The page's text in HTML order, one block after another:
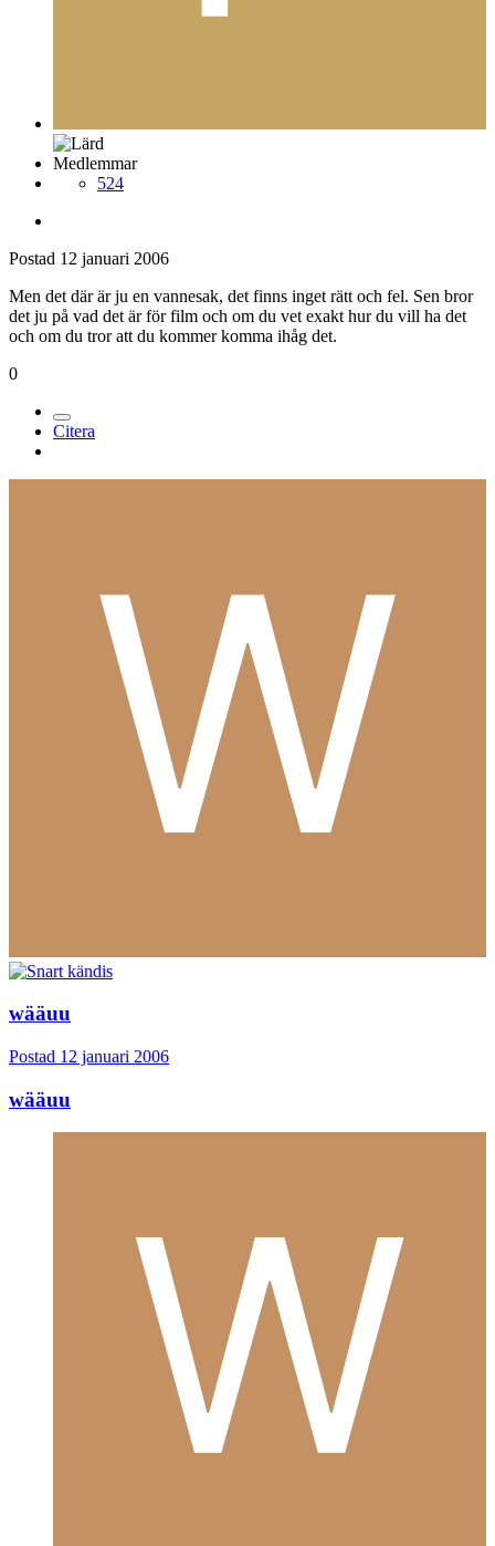
Medlemmar
524
Postad 12 januari 2006
Men det där är ju en vannesak, det finns inget rätt och fel. Sen bror
det ju på vad det är för film och om du vet exakt hur du vill ha det
och om du tror att du kommer komma ihåg det.
0
Citera
wääuu
Postad 12 januari 2006
wääuu